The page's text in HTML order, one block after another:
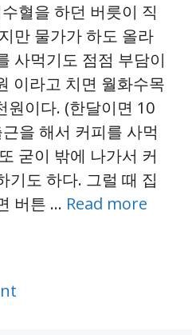
혈을 하던 버릇이 직
만 물가가 하도 올라
사먹기도 점점 부담이
이라고 치면 월화수목
원이다. (한달이면 10
을 해서 커피를 사먹
굳이 밖에 나가서 커
기도 하다. 그럴 때 집
버튼 … Read more